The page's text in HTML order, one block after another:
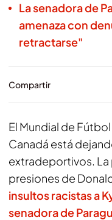
La senadora de
amenaza con
retractarse"
Compartir
El Mundial de
Canadá está
extradeportivos. La
presiones de
insultos racistas a
senadora de